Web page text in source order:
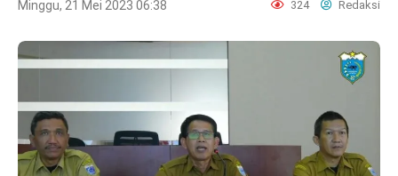
Minggu, 21 Mei 2023 06:38 324 Redaksi